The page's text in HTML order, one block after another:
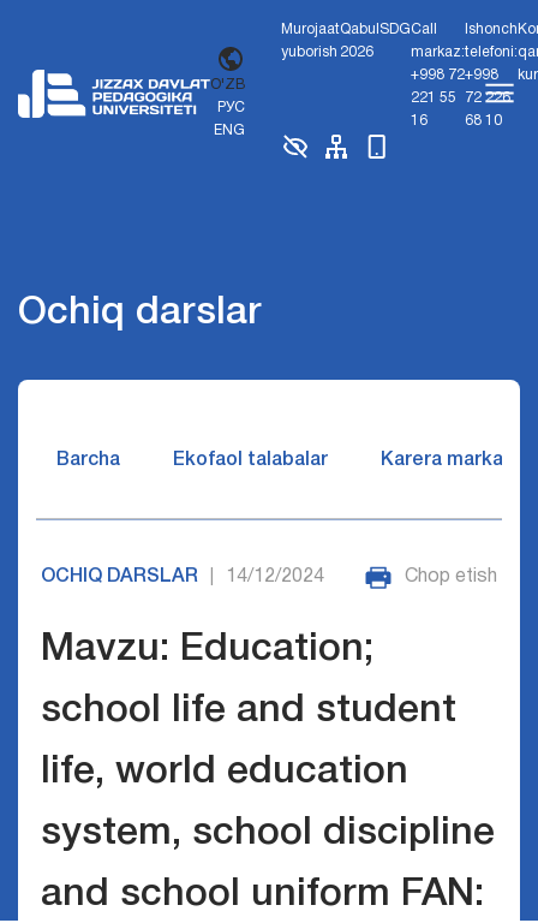
O'ZB
РУС
ENG
Murojaat
yuborish
Qabul
2026
SDGCall
markaz:
+998 72
221 55
16
Ishonch
telefoni:
+998
72 226
68 10
Ochiq darslar
Barcha Ekofaol talabalar Karera markazi
OCHIQ DARSLAR 14/12/2024 Chop etish
Mavzu: Education;
school life and student
life, world education
system, school discipline
and school uniform FAN: